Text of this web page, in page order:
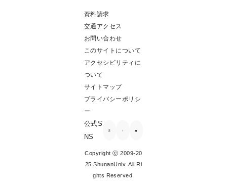
資料請求
交通アクセス
お問い合わせ
このサイトについて
アクセシビリティに
ついて
サイトマップ
プライバシーポリシ
ー
公式S
NS
Copyright ⓒ 2009-20
25 ShunanUniv. All Ri
ghts Reserved.